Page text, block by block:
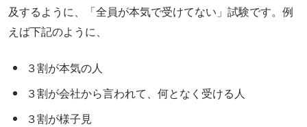
及するように、「全員が本気で受けてない」試験です。例
えば下記のように、
３割が本気の人
３割が会社から言われて、何となく受ける人
３割が様子見